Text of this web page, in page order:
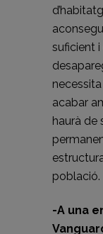
suficient
acabar
haurà de
població.
-A una